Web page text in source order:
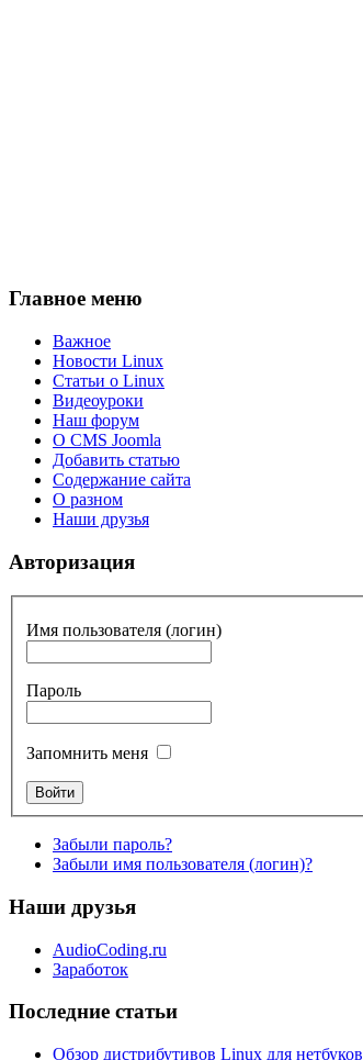
Главное меню
Важное
Новости Linux
Статьи о Linux
Видеоуроки
Наш форум
О CMS Joomla
Добавить статью
Содержание сайта
О разном
Наши друзья
Авторизация
Имя пользователя (логин)
Пароль
Запомнить меня
Забыли пароль?
Забыли имя пользователя (логин)?
Наши друзья
AudioCoding.ru
Заработок
Последние статьи
Обзор дистрибутивов Linux для нетбуков